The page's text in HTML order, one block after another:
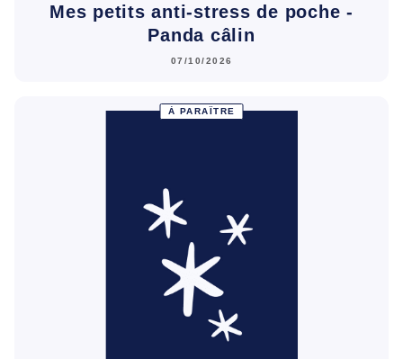
Mes petits anti-stress de poche -
Panda câlin
07/10/2026
À PARAÎTRE